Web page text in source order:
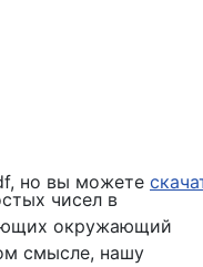
но вы можете
чисел в
окружающий
смысле, нашу